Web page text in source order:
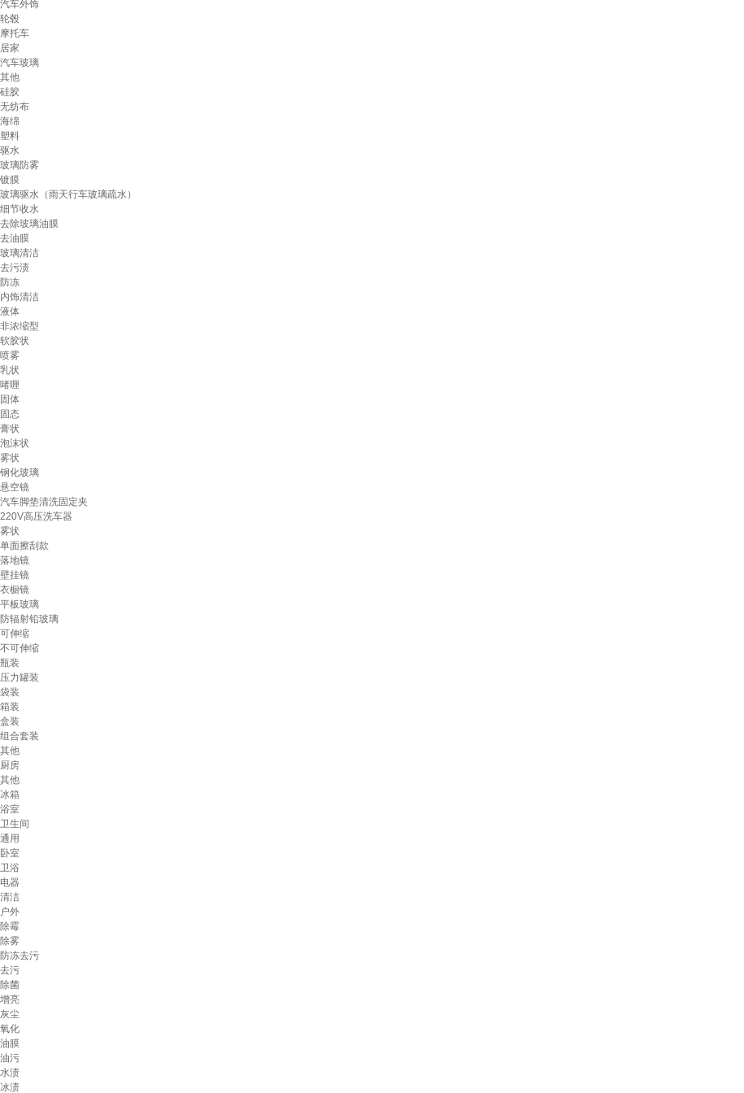
汽车外饰
轮毂
摩托车
居家
汽车玻璃
其他
硅胶
无纺布
海绵
塑料
驱水
玻璃防雾
镀膜
玻璃驱水（雨天行车玻璃疏水）
细节收水
去除玻璃油膜
去油膜
玻璃清洁
去污渍
防冻
内饰清洁
液体
非浓缩型
软胶状
喷雾
乳状
啫喱
固体
固态
膏状
泡沫状
雾状
钢化玻璃
悬空镜
汽车脚垫清洗固定夹
220V高压洗车器
雾状
单面擦刮款
落地镜
壁挂镜
衣橱镜
平板玻璃
防辐射铅玻璃
可伸缩
不可伸缩
瓶装
压力罐装
袋装
箱装
盒装
组合套装
其他
厨房
其他
冰箱
浴室
卫生间
通用
卧室
卫浴
电器
清洁
户外
除霉
除雾
防冻去污
去污
除菌
增亮
灰尘
氧化
油膜
油污
水渍
冰渍